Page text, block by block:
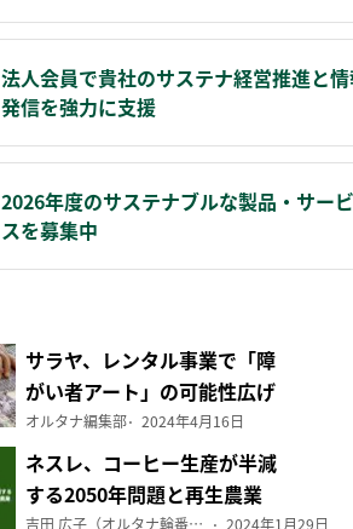
法人会員で貴社のサステナ経営推進と
発信を強力に支援
2026年度のサステナブルな製品・サービ
スを募集中
サラヤ、レンタル事業で「障
がい者アート」の可能性広げ
る
オルタナ編集部 2024年4月16日
ネスレ、コーヒー生産が半減
する2050年問題と再生農業
吉田 広子（オルタナ輪番編集長） 2024年1月29日